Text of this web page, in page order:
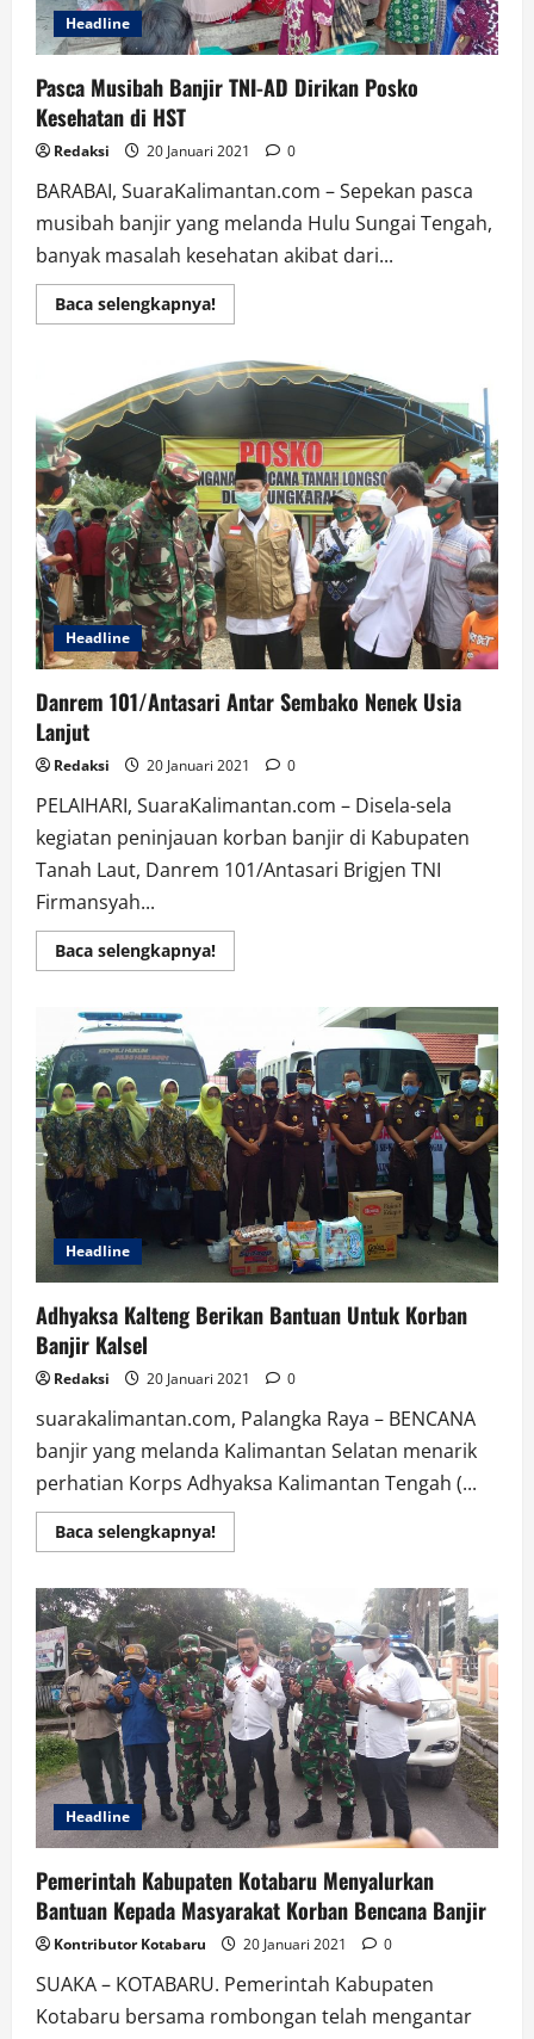
Headline
Pasca Musibah Banjir TNI-AD Dirikan Posko
Kesehatan di HST
Redaksi 20 Januari 2021 0
BARABAI, SuaraKalimantan.com – Sepekan pasca
musibah banjir yang melanda Hulu Sungai Tengah,
banyak masalah kesehatan akibat dari...
Baca selengkapnya!Read
more
Musibah
Banjir
Dirikan
Posko
Kesehatan
di
HST
Headline
Danrem 101/Antasari Antar Sembako Nenek Usia
Lanjut
Redaksi 20 Januari 2021 0
PELAIHARI, SuaraKalimantan.com – Disela-sela
kegiatan peninjauan korban banjir di Kabupaten
Tanah Laut, Danrem 101/Antasari Brigjen TNI
Firmansyah...
Baca selengkapnya!Read
more
Sembako
Nenek
Usia
Lanjut
Headline
Adhyaksa Kalteng Berikan Bantuan Untuk Korban
Banjir Kalsel
Redaksi 20 Januari 2021 0
suarakalimantan.com, Palangka Raya – BENCANA
banjir yang melanda Kalimantan Selatan menarik
perhatian Korps Adhyaksa Kalimantan Tengah (...
Baca selengkapnya!Read
more
Kalteng
Berikan
Bantuan
Untuk
Korban
Banjir
Kalsel
Headline
Pemerintah Kabupaten Kotabaru Menyalurkan
Bantuan Kepada Masyarakat Korban Bencana Banjir
Kontributor Kotabaru 20 Januari 2021 0
SUAKA – KOTABARU. Pemerintah Kabupaten
Kotabaru bersama rombongan telah mengantar